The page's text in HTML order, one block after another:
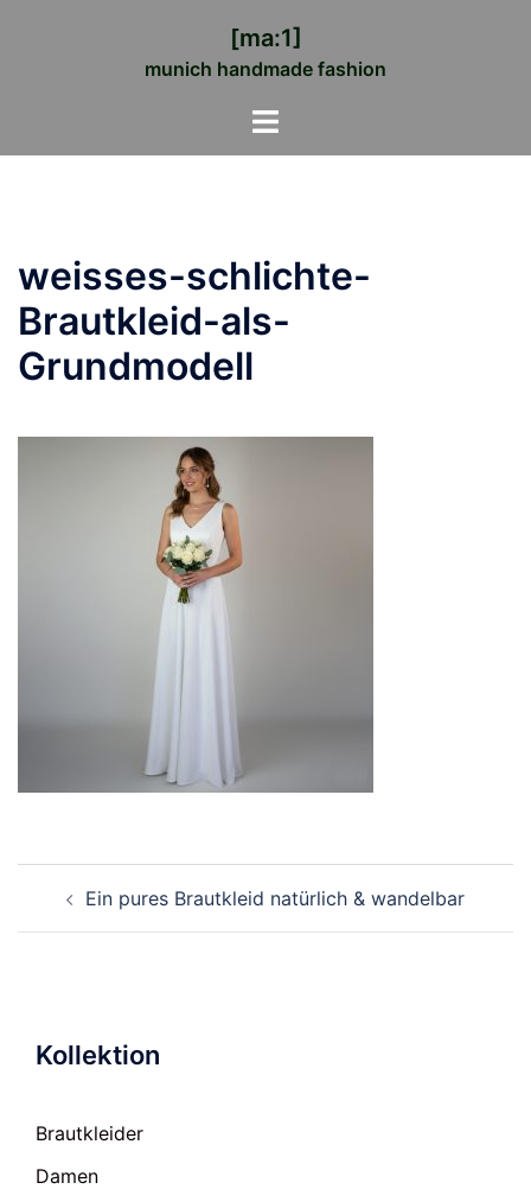
[ma:1]
munich handmade fashion
Menü
weisses-schlichte-
Brautkleid-als-
Grundmodell
Ein pures Brautkleid natürlich & wandelbar
Kollektion
Brautkleider
Damen